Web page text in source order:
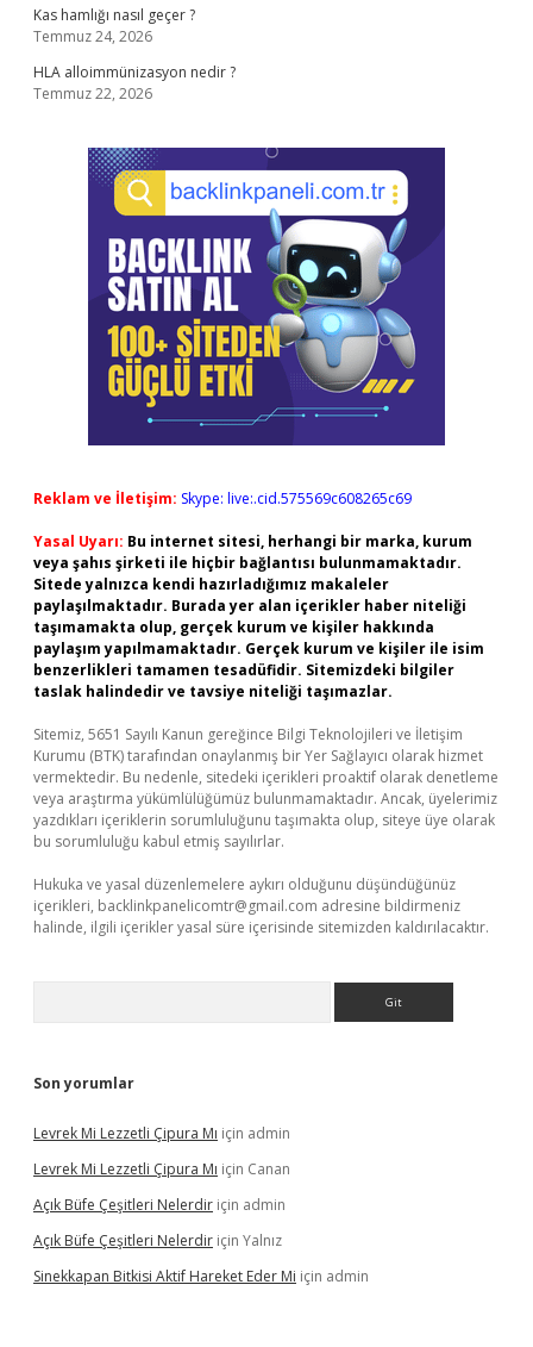
Kas hamlığı nasıl geçer ?
Temmuz 24, 2026
HLA alloimmünizasyon nedir ?
Temmuz 22, 2026
Reklam ve İletişim: Skype: live:.cid.575569c608265c69
Yasal Uyarı: Bu internet sitesi, herhangi bir marka, kurum
veya şahıs şirketi ile hiçbir bağlantısı bulunmamaktadır.
Sitede yalnızca kendi hazırladığımız makaleler
paylaşılmaktadır. Burada yer alan içerikler haber niteliği
taşımamakta olup, gerçek kurum ve kişiler hakkında
paylaşım yapılmamaktadır. Gerçek kurum ve kişiler ile isim
benzerlikleri tamamen tesadüfidir. Sitemizdeki bilgiler
taslak halindedir ve tavsiye niteliği taşımazlar.
Sitemiz, 5651 Sayılı Kanun gereğince Bilgi Teknolojileri ve İletişim
Kurumu (BTK) tarafından onaylanmış bir Yer Sağlayıcı olarak hizmet
vermektedir. Bu nedenle, sitedeki içerikleri proaktif olarak denetleme
veya araştırma yükümlülüğümüz bulunmamaktadır. Ancak, üyelerimiz
yazdıkları içeriklerin sorumluluğunu taşımakta olup, siteye üye olarak
bu sorumluluğu kabul etmiş sayılırlar.
Hukuka ve yasal düzenlemelere aykırı olduğunu düşündüğünüz
içerikleri, backlinkpanelicomtr@gmail.com adresine bildirmeniz
halinde, ilgili içerikler yasal süre içerisinde sitemizden kaldırılacaktır.
Son yorumlar
Levrek Mi Lezzetli Çipura Mı için admin
Levrek Mi Lezzetli Çipura Mı için Canan
Açık Büfe Çeşitleri Nelerdir için admin
Açık Büfe Çeşitleri Nelerdir için Yalnız
Sinekkapan Bitkisi Aktif Hareket Eder Mi için admin